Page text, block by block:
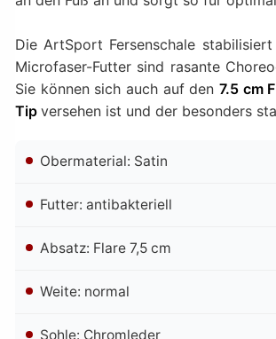
Die ArtSport Fersenschale
Microfaser-Futter sind rasante
Sie können sich auch auf den 7.5 cm
Tip versehen ist und der besonders
Obermaterial: Satin
Futter: antibakteriell
Absatz: Flare 7,5 cm
Weite: normal
Sohle: Chromleder